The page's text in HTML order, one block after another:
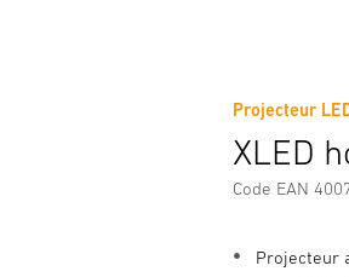
Projecteur
XLED
Code EAN
Projecteur
Consignes de Sécurité et